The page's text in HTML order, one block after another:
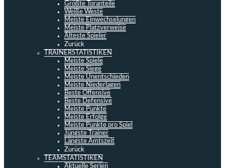
Größte Toranteile
Weiße Weste
Meiste Einwechselungen
Meiste Platzverweise
Älteste Spieler
Zurück
TRAINERSTATISTIKEN
Meiste Spiele
Meiste Siege
Meiste Unentschieden
Meiste Niederlagen
Beste Offensive
Beste Defensive
Meiste Punkte
Meiste Erfolge
Meiste Punkte pro Spiel
Jüngste Trainer
Längste Amtszeit
Zurück
TEAMSTATISTIKEN
Aktuelle Serien